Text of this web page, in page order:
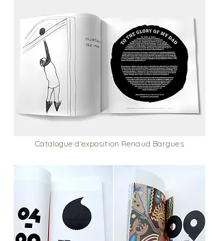
Catalogue d'exposition Renaud Bargues